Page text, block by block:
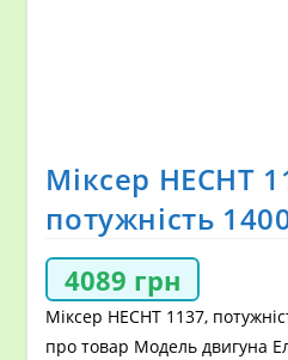
Міксер HECHT
потужність
4089 грн
Міксер HECHT 1137,
про товар Модель двигуна